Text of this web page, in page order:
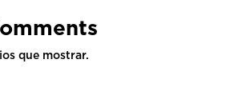
que mostrar.